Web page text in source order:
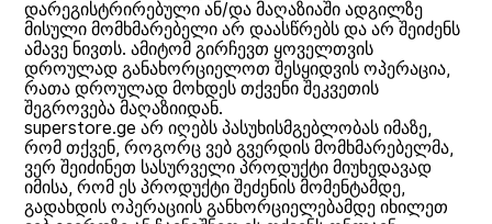
დარეგისტრირებული ან/და მაღაზიაში ადგილზე
მისული მომხმარებელი არ დაასწრებს და არ შეიძენს
ამავე ნივთს. ამიტომ გირჩევთ ყოველთვის
დროულად განახორციელოთ შესყიდვის ოპერაცია,
რათა დროულად მოხდეს თქვენი შეკვეთის
შეგროვება მაღაზიიდან.
superstore.ge არ იღებს პასუხისმგებლობას იმაზე,
რომ თქვენ, როგორც ვებ გვერდის მომხმარებელმა,
ვერ შეიძინეთ სასურველი პროდუქტი მიუხედავად
იმისა, რომ ეს პროდუქტი შეძენის მომენტამდე,
გადახდის ოპერაციის განხორციელებამდე იხილეთ